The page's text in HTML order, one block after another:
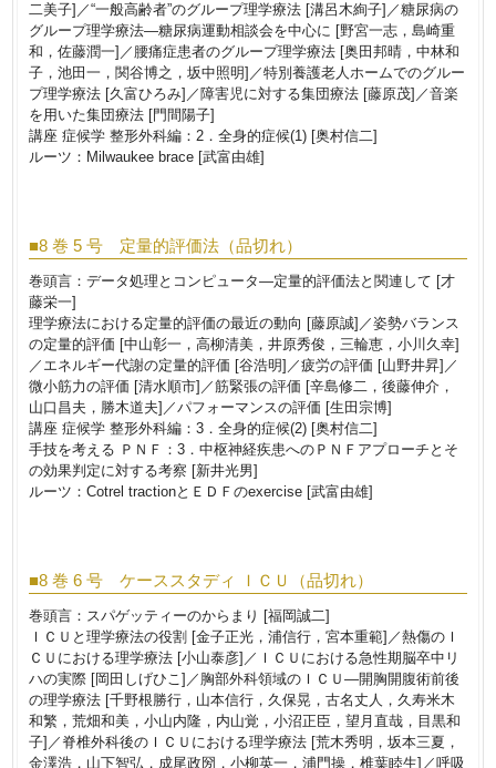
二美子]／“一般高齢者”のグループ理学療法 [溝呂木絢子]／糖尿病の
グループ理学療法―糖尿病運動相談会を中心に [野宮一志，島崎重
和，佐藤潤一]／腰痛症患者のグループ理学療法 [奥田邦晴，中林和
子，池田一，関谷博之，坂中照明]／特別養護老人ホームでのグルー
プ理学療法 [久富ひろみ]／障害児に対する集団療法 [藤原茂]／音楽
を用いた集団療法 [門間陽子]
講座 症候学 整形外科編：2．全身的症候(1) [奥村信二]
ルーツ：Milwaukee brace [武富由雄]
■8 巻 5 号 定量的評価法（品切れ）
巻頭言：データ処理とコンピュータ―定量的評価法と関連して [才
藤栄一]
理学療法における定量的評価の最近の動向 [藤原誠]／姿勢バランス
の定量的評価 [中山彰一，高柳清美，井原秀俊，三輪恵，小川久幸]
／エネルギー代謝の定量的評価 [谷浩明]／疲労の評価 [山野井昇]／
微小筋力の評価 [清水順市]／筋緊張の評価 [辛島修二，後藤伸介，
山口昌夫，勝木道夫]／パフォーマンスの評価 [生田宗博]
講座 症候学 整形外科編：3．全身的症候(2) [奥村信二]
手技を考える ＰＮＦ：3．中枢神経疾患へのＰＮＦアプローチとそ
の効果判定に対する考察 [新井光男]
ルーツ：Cotrel tractionとＥＤＦのexercise [武富由雄]
■8 巻 6 号 ケーススタディ ＩＣＵ（品切れ）
巻頭言：スパゲッティーのからまり [福岡誠二]
ＩＣＵと理学療法の役割 [金子正光，浦信行，宮本重範]／熱傷のＩ
ＣＵにおける理学療法 [小山泰彦]／ＩＣＵにおける急性期脳卒中リ
ハの実際 [岡田しげひこ]／胸部外科領域のＩＣＵ―開胸開腹術前後
の理学療法 [千野根勝行，山本信行，久保晃，古名丈人，久寿米木
和繁，荒畑和美，小山内隆，内山覚，小沼正臣，望月直哉，目黒和
子]／脊椎外科後のＩＣＵにおける理学療法 [荒木秀明，坂本三夏，
金澤浩，山下智弘，成尾政圀，小柳英一，浦門操，椎葉睦生]／呼吸